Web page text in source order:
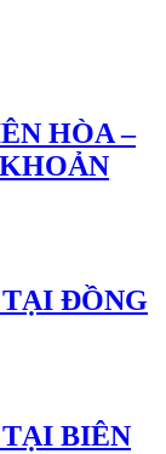
HÒA –
TẠI ĐỒNG
BIÊN